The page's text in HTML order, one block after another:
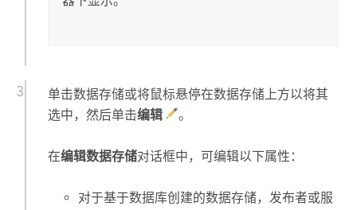
单击数据存储或将鼠标悬停在数据存储上方以将其
选中，然后单击编辑 。
在编辑数据存储对话框中，可编辑以下属性：
对于基于数据库创建的数据存储，发布者或服